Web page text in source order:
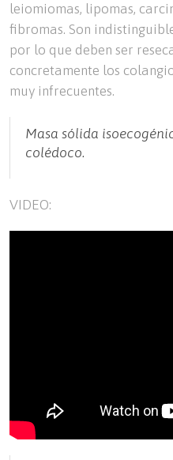
leiomiomas, lipomas,
fibromas. Son
por lo que deben ser
concretamente los
muy infrecuentes.
Masa sólida
colédoco.
VIDEO: